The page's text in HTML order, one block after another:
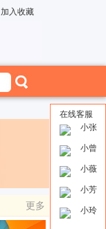
加入收藏
更多
在线客服
小张
小曾
小薇
小芳
小玲